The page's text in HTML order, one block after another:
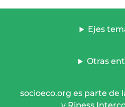
Ejes
Otras
socioeco.org es parte de